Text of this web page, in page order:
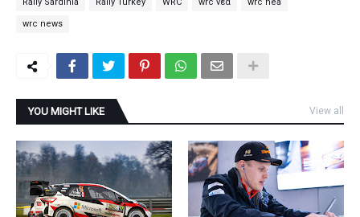
wrc news
YOU MIGHT LIKE View all